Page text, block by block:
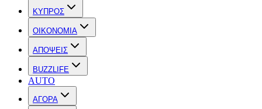
ΚΥΠΡΟΣ
OIKONOMIA
ΑΠΟΨΕΙΣ
BUZZLIFE
AUTO
ΑΓΟΡΑ